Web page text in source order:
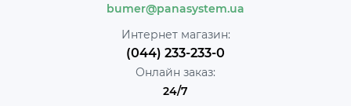
bumer@panasystem.ua
Интернет магазин:
(044) 233-233-0
Онлайн заказ:
24/7